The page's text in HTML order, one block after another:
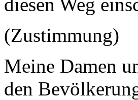
(Zustimmung)
Meine Damen
den